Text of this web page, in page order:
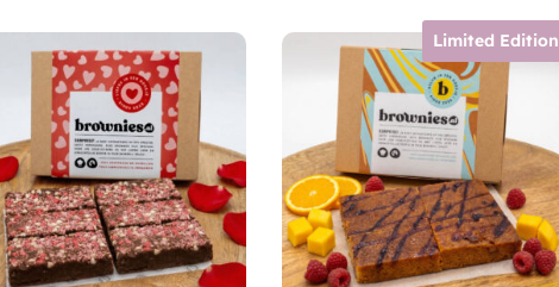
Limited Edition